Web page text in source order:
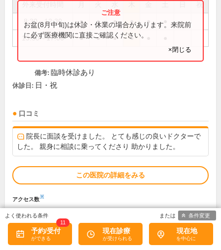
祝
8:30～12:30 ● ● ● ● ●
13:30～17:00 ● ● ● ●
お盆(8月中旬)は休診・休業の場合があります。来院前
に必ず医療機関に直接ご確認ください。
×閉じる
備考: 臨時休診あり
休診日: 日・祝
口コミ
院長に面談を受けました。 とても感じの良いドクターで
した。 親身に相談に乗ってくださり 助かりました。
この医院の詳細をみる
アクセス数※
野口内科
予約/受付
11
現在診療 現在地
条件変更